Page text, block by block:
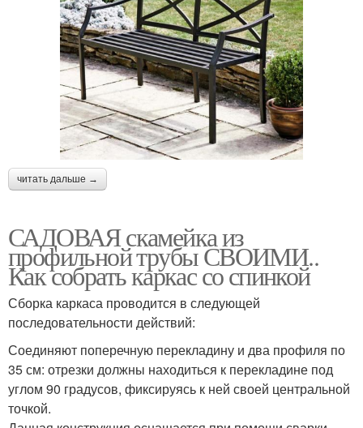
читать дальше →
САДОВАЯ скамейка из
профильной трубы СВОИМИ..
Как собрать каркас со спинкой
Сборка каркаса проводится в следующей
последовательности действий:
Соединяют поперечную перекладину и два профиля по
35 см: отрезки должны находиться к перекладине под
углом 90 градусов, фиксируясь к ней своей центральной
точкой.